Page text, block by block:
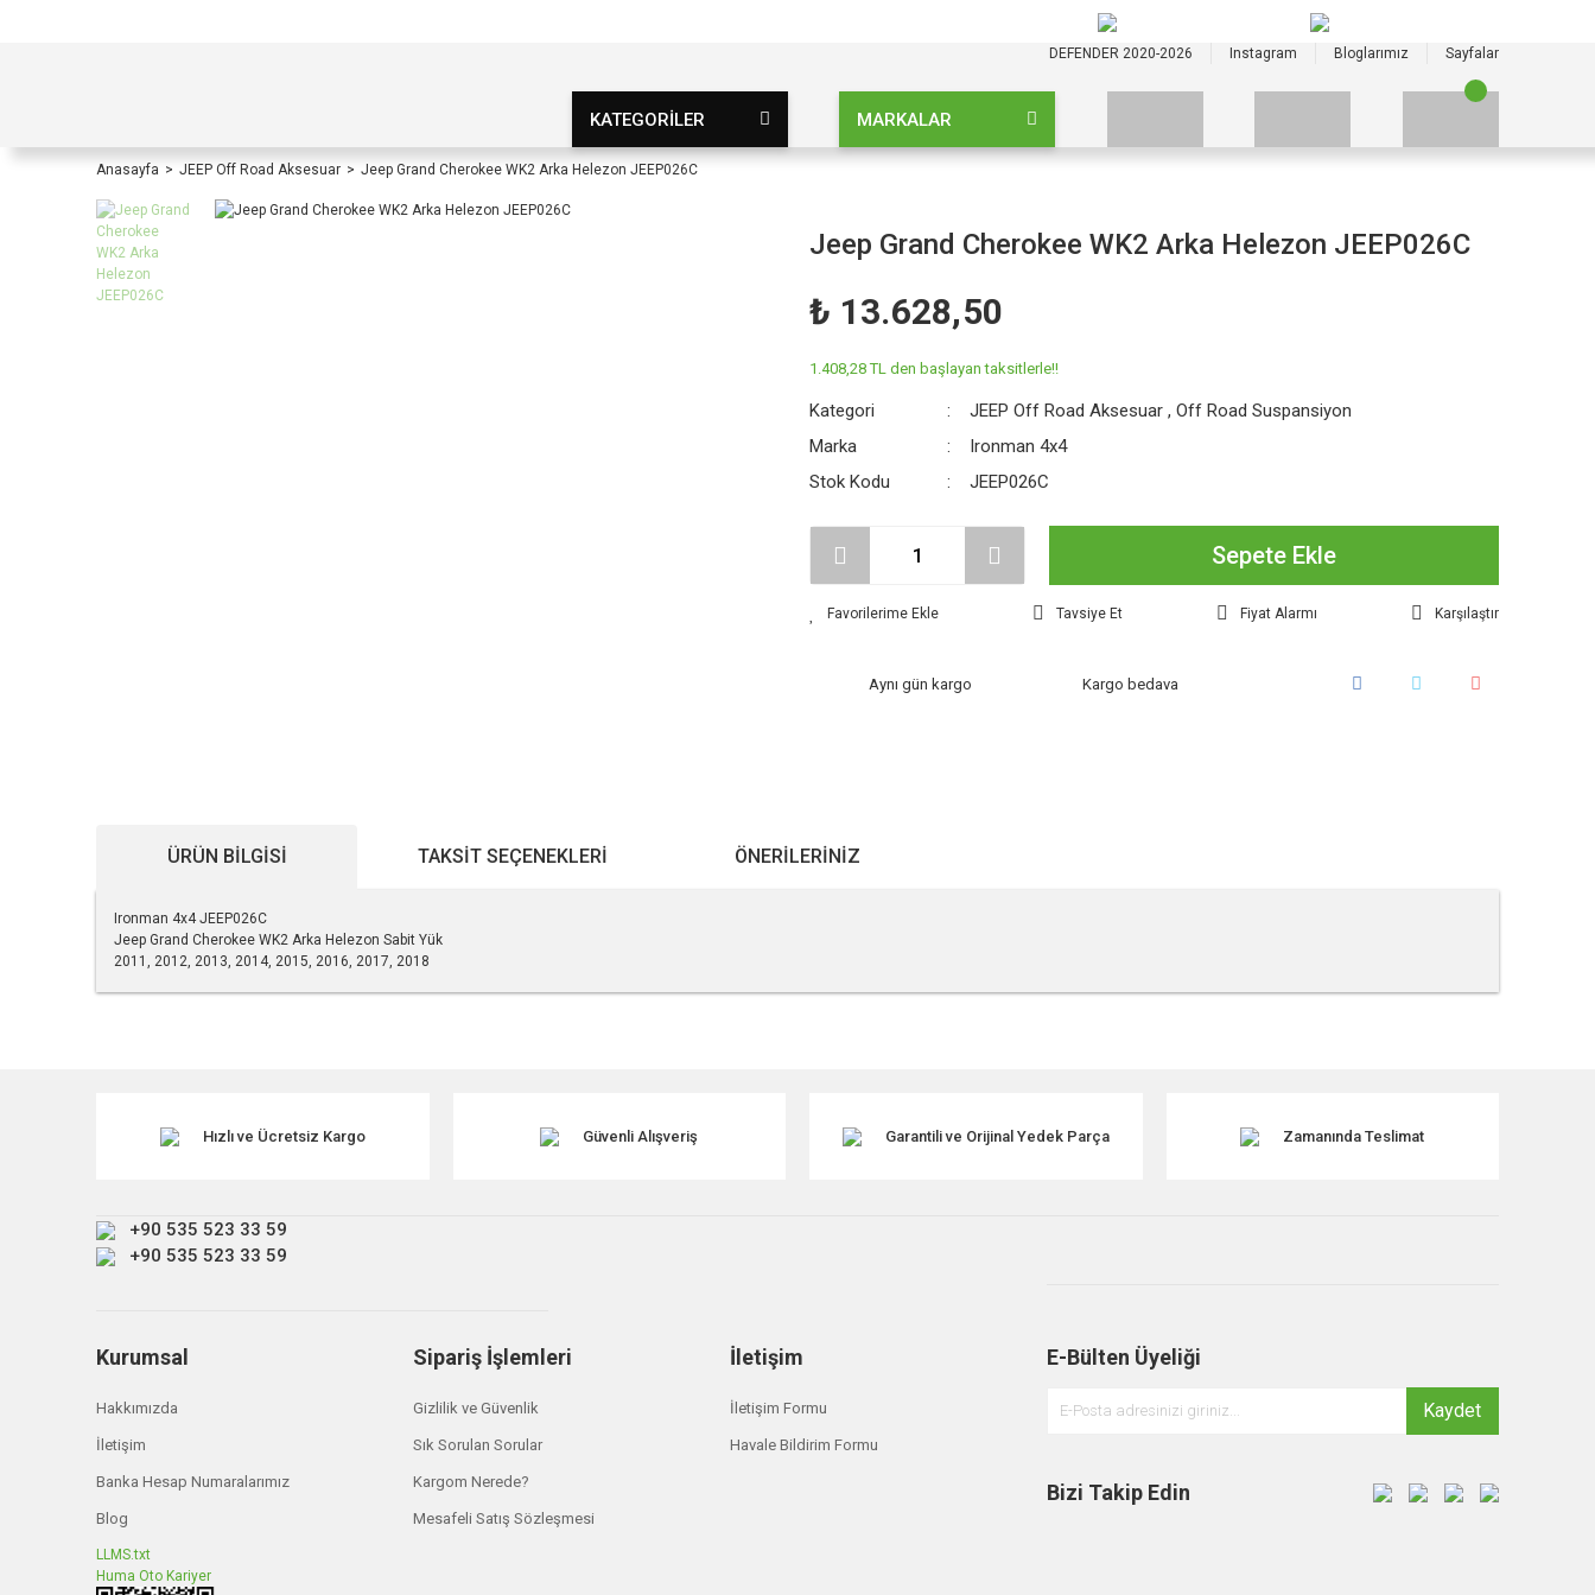
DEFENDER 2020-2026 Instagram Bloglarımız Sayfalar
KATEGORİLER MARKALAR
Anasayfa JEEP Off Road Aksesuar Jeep Grand Cherokee WK2 Arka Helezon JEEP026C
Jeep Grand Cherokee WK2 Arka Helezon JEEP026C
₺ 13.628,50
1.408,28 TL den başlayan taksitlerle!!
Kategori JEEP Off Road Aksesuar ,Off Road Suspansiyon
Marka
Ironman 4x4
Stok Kodu
JEEP026C
Sepete Ekle
Tavsiye Et Fiyat Alarmı Karşılaştır
Aynı gün kargo Kargo bedava
ÜRÜN BILGISI TAKSIT SEÇENEKLERI ÖNERILERINIZ
Ironman 4x4 JEEP026C
Jeep Grand Cherokee WK2 Arka Helezon Sabit Yük
2011, 2012, 2013, 2014, 2015, 2016, 2017, 2018
Ürün açıklamasında eksik bilgiler bulunuyor.
Bu ürüne benzer farklı alternatifler olmalı.
Hızlı ve Ücretsiz Kargo Güvenli Alışveriş Garantili ve Orijinal Yedek Parça Zamanında Teslimat
+90 535 523 33 59
+90 535 523 33 59
Kurumsal
Hakkımızda
İletişim
Banka Hesap Numaralarımız
Blog
LLMS.txt
Huma Oto Kariyer
Sipariş İşlemleri
Gizlilik ve Güvenlik
Sık Sorulan Sorular
Kargom Nerede?
Mesafeli Satış Sözleşmesi
İletişim
İletişim Formu
Havale Bildirim Formu
E-Bülten Üyeliği
Kaydet
Bizi Takip Edin